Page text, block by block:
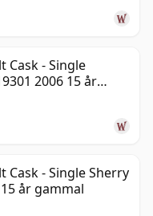
Cask - Single
2006 15 år
Cask - Single Sherry
år gammal